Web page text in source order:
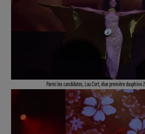
Parmi les candidates, Lou Cort, élue première dauphine